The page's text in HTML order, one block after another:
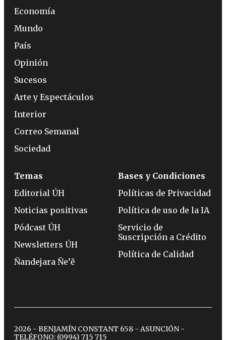
Economía
Mundo
País
Opinión
Sucesos
Arte y Espectáculos
Interior
Correo Semanal
Sociedad
Temas
Editorial ÚH
Noticias positivas
Pódcast ÚH
Newsletters ÚH
Ñandejara Ñe’ẽ
Bases y Condiciones
Políticas de Privacidad
Política de uso de la IA
Servicio de
Suscripción a Crédito
Política de Calidad
2026 - BENJAMÍN CONSTANT 658 - ASUNCIÓN -
TELÉFONO: (0994) 715 715